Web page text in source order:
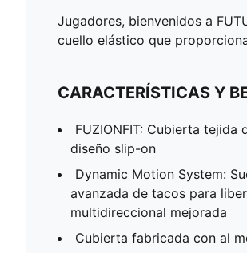
Jugadores, bienvenidos a
cuello elástico que
CARACTERÍSTICAS Y
FUZIONFIT: Cubierta
diseño slip-on
Dynamic Motion System:
avanzada de tacos para
multidireccional mejorada
Cubierta fabricada con al